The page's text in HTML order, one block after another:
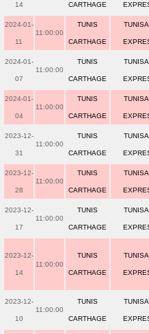
14 CARTHAGE
2024-01-
11
11:00:00
TUNIS
CARTHAGE
2024-01-
07
11:00:00
TUNIS
CARTHAGE
2024-01-
04
11:00:00
TUNIS
CARTHAGE
2023-12-
31
11:00:00
TUNIS
CARTHAGE
2023-12-
28
11:00:00
TUNIS
CARTHAGE
2023-12-
17
11:00:00
TUNIS
CARTHAGE
2023-12-
14
11:00:00
TUNIS
CARTHAGE
2023-12-
10
11:00:00
TUNIS
CARTHAGE